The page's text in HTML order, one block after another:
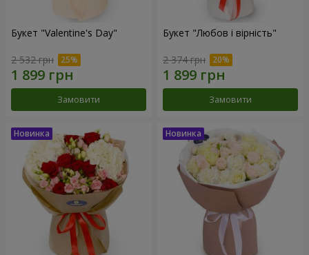
Букет "Valentine's Day"
2 532 грн
Замовити
Букет "Любов і вірність"
2 374 грн
Замовити